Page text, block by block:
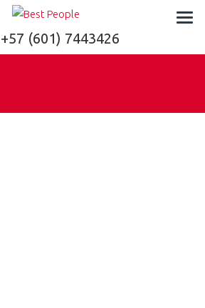
virtual para empresas
+57 (601) 7443426